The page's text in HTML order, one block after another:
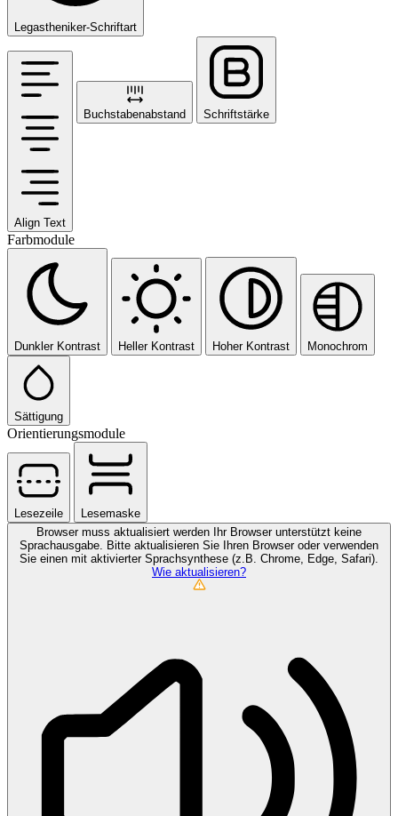
Legastheniker-Schriftart
Align Text
Buchstabenabstand Schriftstärke
Farbmodule
Dunkler Kontrast Heller Kontrast Hoher Kontrast Monochrom
Sättigung
Orientierungsmodule
Lesezeile
Lesemaske
Browser muss aktualisiert werden
Ihr Browser unterstützt keine
Sprachausgabe. Bitte aktualisieren Sie Ihren Browser oder verwenden
Sie einen mit aktivierter Sprachsynthese (z.B. Chrome, Edge, Safari).
Wie aktualisieren?